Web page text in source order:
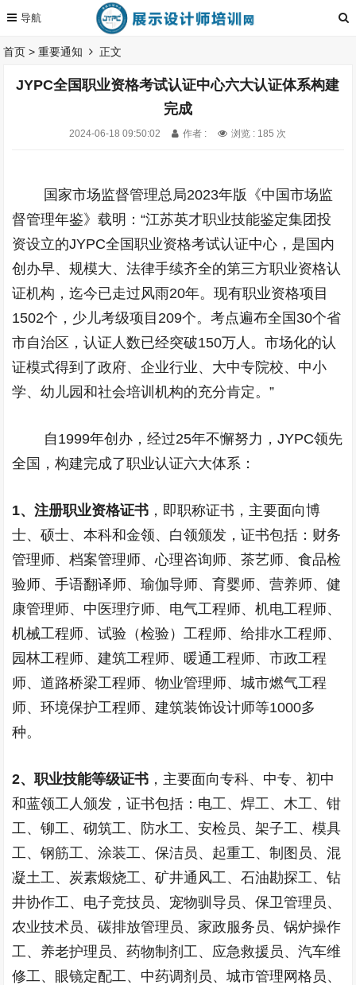
首页 >重要通知 正文
JYPC全国职业资格考试认证中心六大认证体系构建
完成
2024-06-18 09:50:02 作者 : 浏览 : 185 次
国家市场监督管理总局2023年版《中国市场监
督管理年鉴》载明：“江苏英才职业技能鉴定集团投
资设立的JYPC全国职业资格考试认证中心，是国内
创办早、规模大、法律手续齐全的第三方职业资格认
证机构，迄今已走过风雨20年。现有职业资格项目
1502个，少儿考级项目 209个。考点遍布全国 30个省
市自治区，认证人数已经突破150万人。市场化的认
证模式得到了政府、企业行业、大中专院校、中小
学、幼儿园和社会培训机构的充分肯定。”
自 1999年创办，经过25年不懈努力，JYPC领先
全国，构建完成了职业认证六大体系：
1、注册职业资格证书 ，即职称证书，主要面向博
士、硕士、本科和金领、白领颁发，证书包括：财务
管理师、档案管理师、心理咨询师、茶艺师、食品检
验师、手语翻译师、瑜伽导师、育婴师、营养师、健
康管理师、中医理疗师、电气工程师、机电工程师、
机械工程师、试验（检验）工程师、给排水工程师、
园林工程师、建筑工程师、暖通工程师、市政工程
师、道路桥梁工程师、物业管理师、城市燃气工程
师、环境保护工程师、建筑装饰设计师等1000多
种。
2、职业技能等级证书 ，主要面向专科、中专、初中
和蓝领工人颁发，证书包括：电工、焊工、木工、钳
工、铆工、砌筑工、防水工、安检员、架子工、模具
工、钢筋工、涂装工、保洁员、起重工、制图员、混
凝土工、炭素煅烧工、矿井通风工、石油勘探工、钻
井协作工、电子竞技员、宠物驯导员、保卫管理员、
农业技术员、碳排放管理员、家政服务员、锅炉操作
工、养老护理员、药物制剂工、应急救援员、汽车维
修工、眼镜定配工、中药调剂员、城市管理网格员、